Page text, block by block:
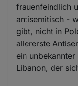
frauenfeindlich
antisemitisch -
gibt, nicht in
allererste
ein
Libanon, der